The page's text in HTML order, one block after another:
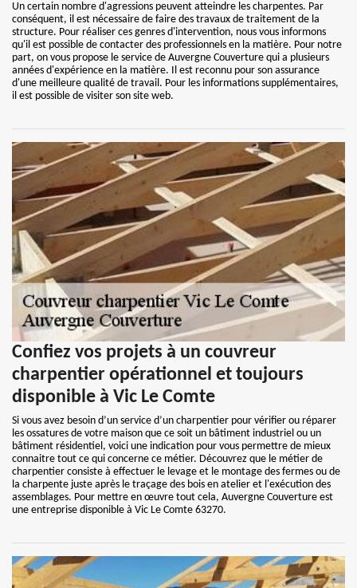
Un certain nombre d'agressions peuvent atteindre les charpentes. Par
conséquent, il est nécessaire de faire des travaux de traitement de la
structure. Pour réaliser ces genres d'intervention, nous vous informons
qu'il est possible de contacter des professionnels en la matière. Pour notre
part, on vous propose le service de Auvergne Couverture qui a plusieurs
années d'expérience en la matière. Il est reconnu pour son assurance
d'une meilleure qualité de travail. Pour les informations supplémentaires,
il est possible de visiter son site web.
Confiez vos projets à un couvreur
charpentier opérationnel et toujours
disponible à Vic Le Comte
Si vous avez besoin d’un service d’un charpentier pour vérifier ou réparer
les ossatures de votre maison que ce soit un bâtiment industriel ou un
bâtiment résidentiel, voici une indication pour vous permettre de mieux
connaitre tout ce qui concerne ce métier. Découvrez que le métier de
charpentier consiste à effectuer le levage et le montage des fermes ou de
la charpente juste après le traçage des bois en atelier et l'exécution des
assemblages. Pour mettre en œuvre tout cela, Auvergne Couverture est
une entreprise disponible à Vic Le Comte 63270.